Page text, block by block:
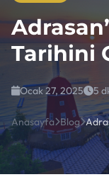
Tarihini
Ocak 27, 2025 5
Anasayfa Blog